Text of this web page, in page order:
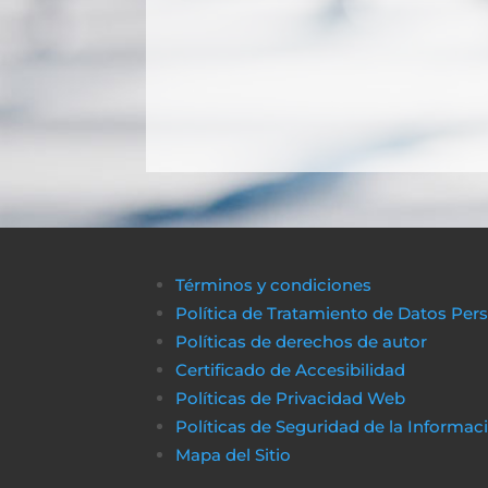
Términos y condiciones
Política de Tratamiento de Datos
Políticas de derechos de autor
Certificado de Accesibilidad
Políticas de Privacidad Web
Políticas de Seguridad de la
Mapa del Sitio